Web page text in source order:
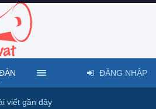
viết gần đây
ĐĂNG NHẬP